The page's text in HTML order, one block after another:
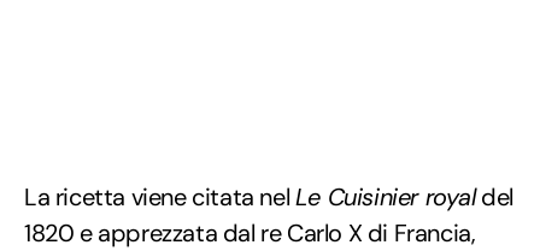
La ricetta viene citata nelLe Cuisinier royaldel
1820 e apprezzata dal re Carlo X di Francia,